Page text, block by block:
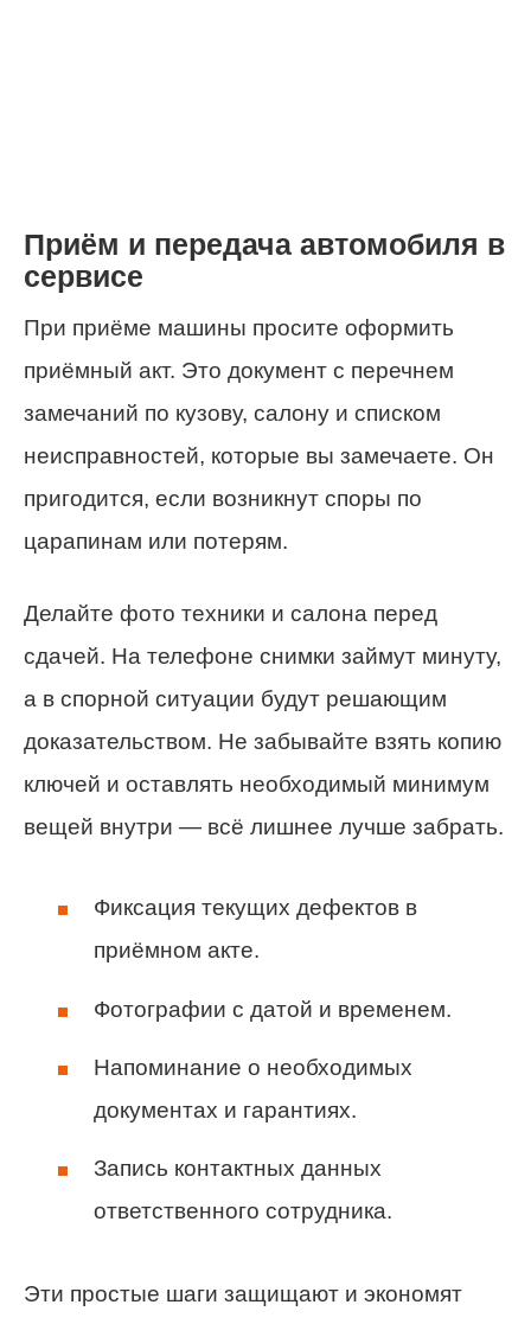
Приём и передача автомобиля в
сервисе
При приёме машины просите оформить
приёмный акт. Это документ с перечнем
замечаний по кузову, салону и списком
неисправностей, которые вы замечаете. Он
пригодится, если возникнут споры по
царапинам или потерям.
Делайте фото техники и салона перед
сдачей. На телефоне снимки займут минуту,
а в спорной ситуации будут решающим
доказательством. Не забывайте взять копию
ключей и оставлять необходимый минимум
вещей внутри — всё лишнее лучше забрать.
Фиксация текущих дефектов в
приёмном акте.
Фотографии с датой и временем.
Напоминание о необходимых
документах и гарантиях.
Запись контактных данных
ответственного сотрудника.
Эти простые шаги защищают и экономят